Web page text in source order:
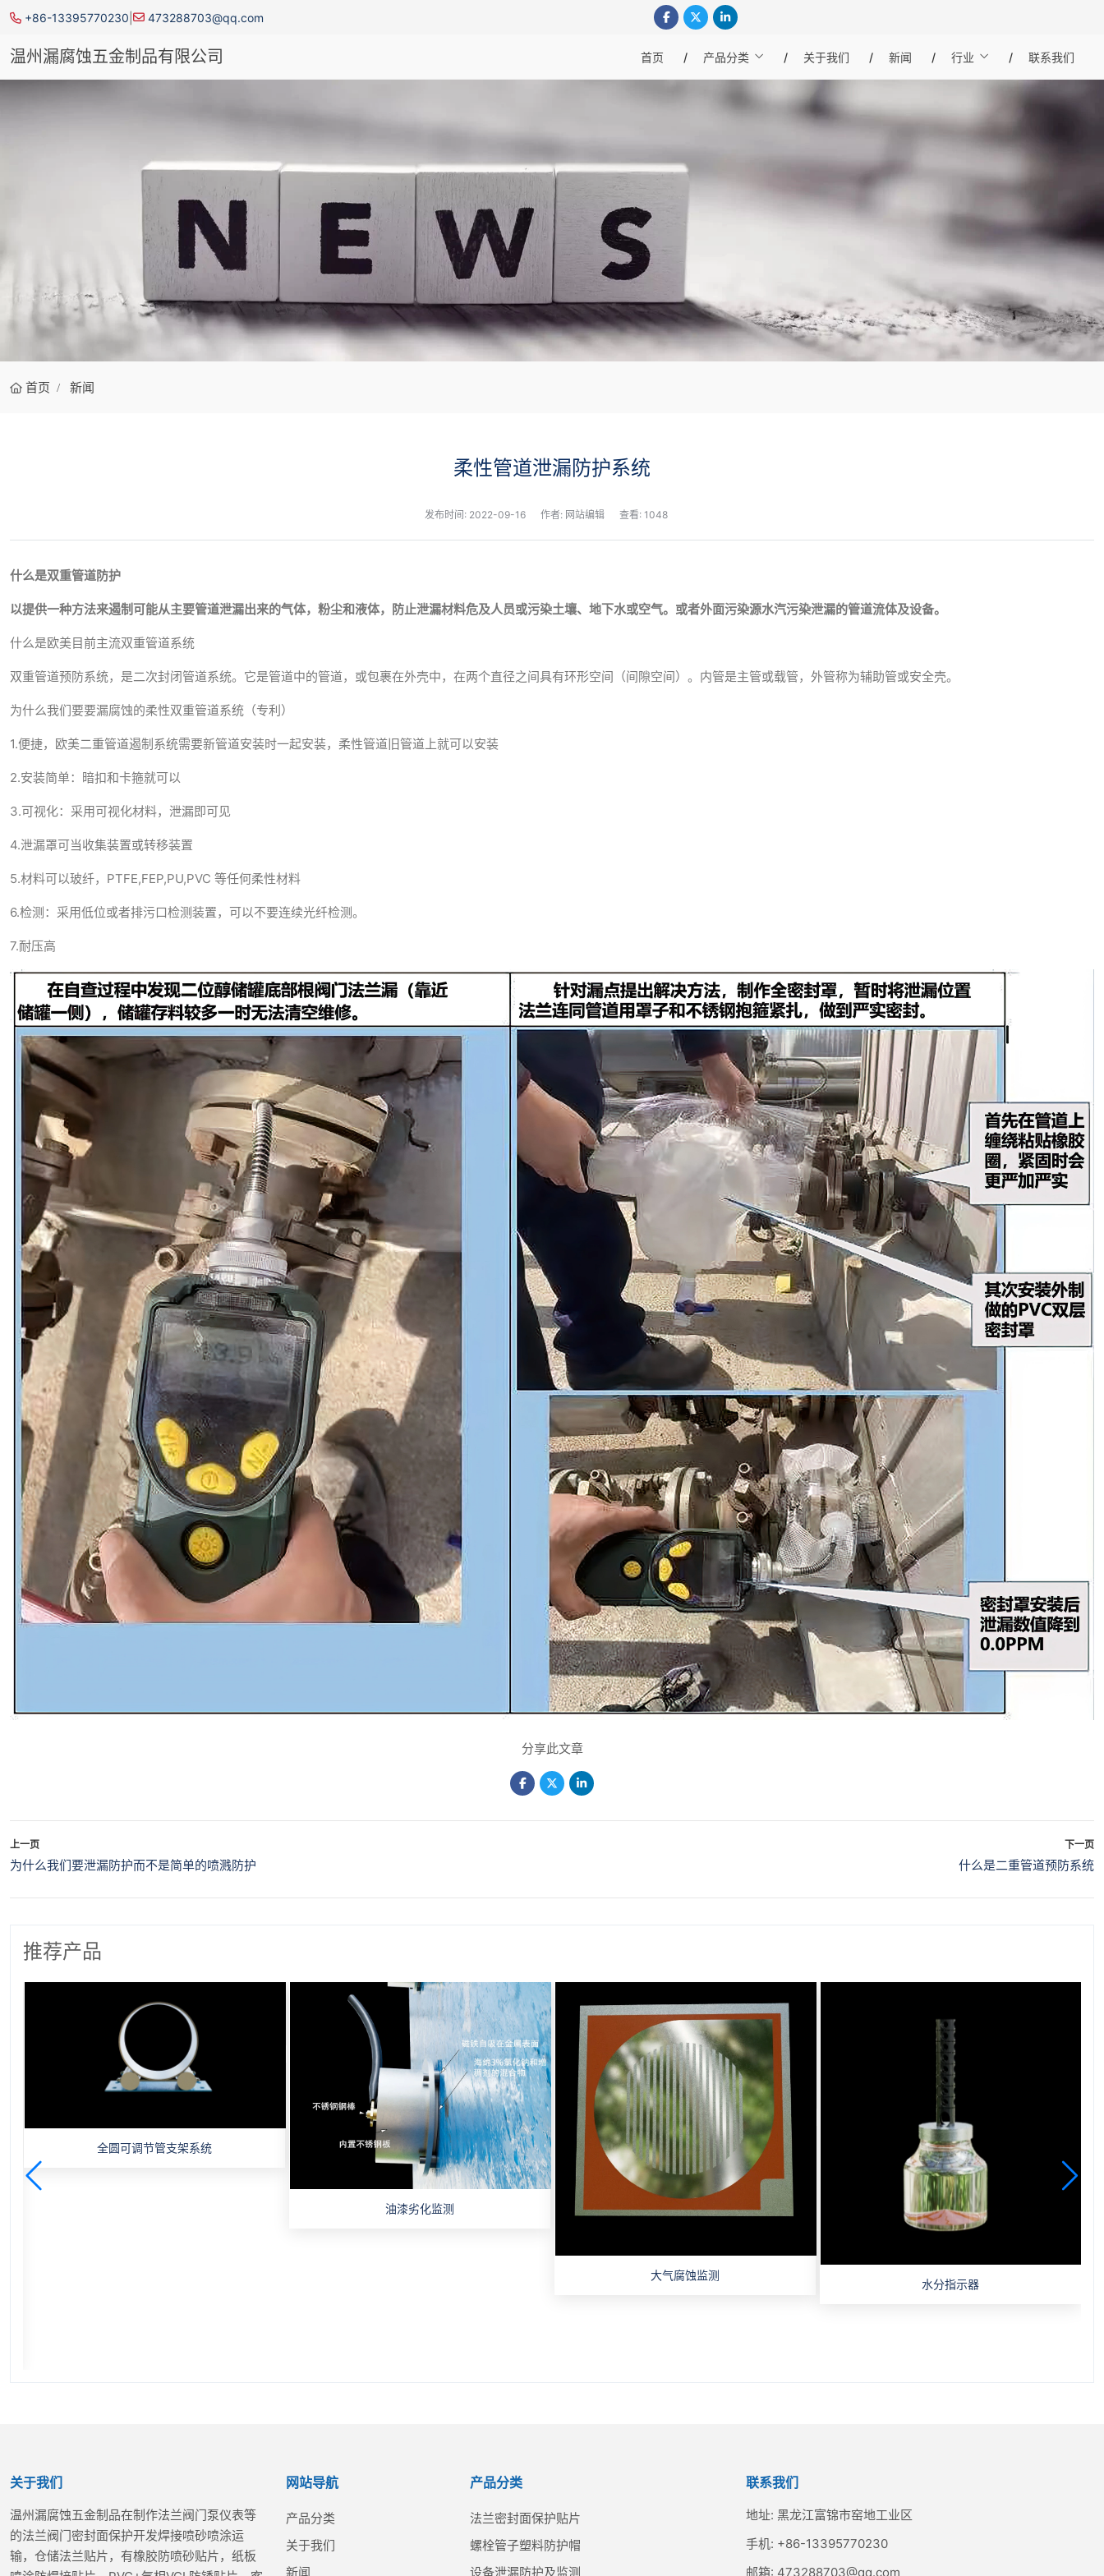
+86-13395770230 473288703@qq.com
温州漏腐蚀五金制品有限公司 首页 产品分类 关于我们 新闻 行业 联系我们
首页 新闻
柔性管道泄漏防护系统
发布时间: 2022-09-16 作者: 网站编辑 查看: 1048
什么是双重管道防护
以提供一种方法来遏制可能从主要管道泄漏出来的气体，粉尘和液体，防止泄漏材料危及人员或污染土壤、地下水或空气。或者外面污染源水汽污染泄漏的管道流体及设备。
什么是欧美目前主流双重管道系统
双重管道预防系统，是二次封闭管道系统。它是管道中的管道，或包裹在外壳中，在两个直径之间具有环形空间（间隙空间）。内管是主管或载管，外管称为辅助管或安全壳。
为什么我们要要漏腐蚀的柔性双重管道系统（专利）
1.便捷，欧美二重管道遏制系统需要新管道安装时一起安装，柔性管道旧管道上就可以安装
2.安装简单：暗扣和卡箍就可以
3.可视化：采用可视化材料，泄漏即可见
4.泄漏罩可当收集装置或转移装置
5.材料可以玻纤，PTFE,FEP,PU,PVC 等任何柔性材料
6.检测：采用低位或者排污口检测装置，可以不要连续光纤检测。
7.耐压高
分享此文章
上一页
为什么我们要泄漏防护而不是简单的喷溅防护
下一页
什么是二重管道预防系统
推荐产品
全圆可调节管支架系统
油漆劣化监测
大气腐蚀监测
水分指示器
关于我们
温州漏腐蚀五金制品在制作法兰阀门泵仪表等
的法兰阀门密封面保护开发焊接喷砂喷涂运
输，仓储法兰贴片，有橡胶防喷砂贴片，纸板
网站导航
产品分类
关于我们
新闻
产品分类
法兰密封面保护贴片
螺栓管子塑料防护帽
设备泄漏防护及监测
联系我们
地址: 黑龙江富锦市窑地工业区
手机: +86-13395770230
邮箱: 473288703@qq.com